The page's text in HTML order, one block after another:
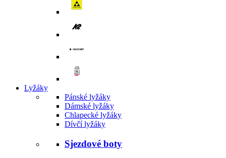
Lyžáky
Pánské lyžáky
Dámské lyžáky
Chlapecké lyžáky
Dívčí lyžáky
Sjezdové boty